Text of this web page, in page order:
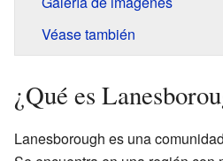
Véase también
¿Qué es
Lanesborough es una